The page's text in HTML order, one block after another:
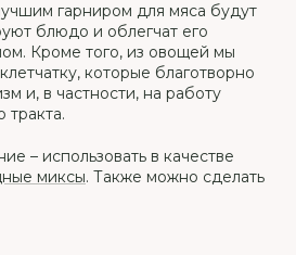
гарниром для мяса будут
блюдо и облегчат его
Кроме того, из овощей мы
которые благотворно
и, в частности, на работу
– использовать в качестве
миксы. Также можно сделать